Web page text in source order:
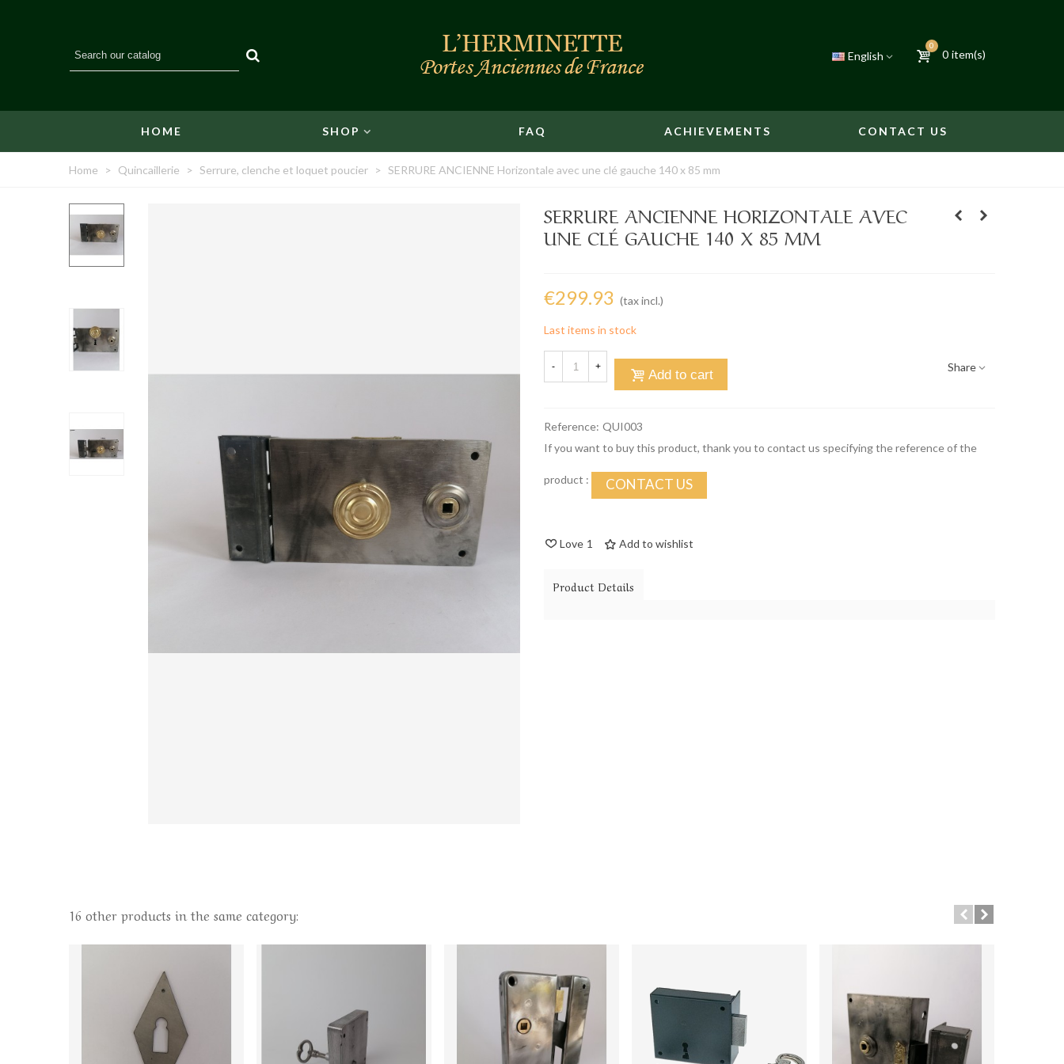
English
0
0 item(s)
HOME SHOP FAQ ACHIEVEMENTS CONTACT US
Home > Quincaillerie > Serrure, clenche et loquet poucier > SERRURE ANCIENNE Horizontale avec une clé gauche 140 x 85 mm
SERRURE ANCIENNE HORIZONTALE AVEC
UNE CLÉ GAUCHE 140 X 85 MM
€299.93 (tax incl.)
Last items in stock
- +
Add to cart
Share
Reference: QUI003
If you want to buy this product, thank you to contact us specifying the reference of the
product : CONTACT US
Love 1 Add to wishlist
Product Details
16 other products in the same category: